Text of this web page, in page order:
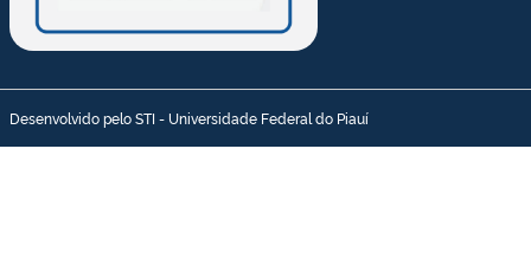
Desenvolvido pelo STI - Universidade Federal do Piauí